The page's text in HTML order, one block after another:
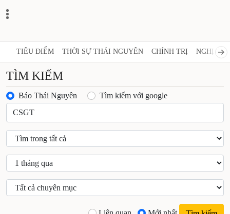
TIÊU ĐIỂM THỜI SỰ THÁI NGUYÊN CHÍNH TRỊ NGHỊ
TÌM KIẾM
Báo Thái Nguyên Tìm kiếm với google